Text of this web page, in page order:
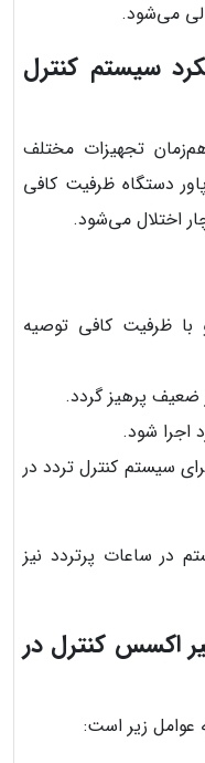
می‌شود.
سیستم کنترل
تجهیزات مختلف
دستگاه ظرفیت کافی
اختلال می‌شود.
و با ظرفیت کافی توصیه
ضعیف پرهیز گردد.
اجرا شود.
سیستم کنترل تردد در
در ساعات پرتردد نیز
اکسس کنترل در
عوامل زیر است: